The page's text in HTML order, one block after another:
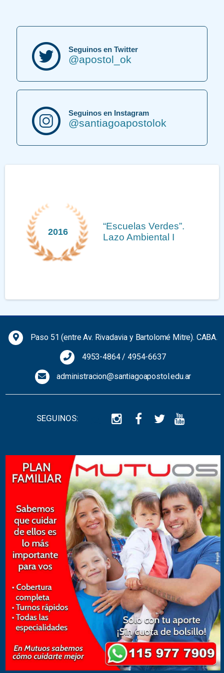
Seguinos en Twitter
@apostol_ok
Seguinos en Instagram
@santiagoapostolok
2016
“Escuelas Verdes”.
Lazo Ambiental I
Paso 51 (entre Av. Rivadavia y Bartolomé Mitre). CABA.
4953-4864/4954-6637
administracion@santiagoapostol.edu.ar
SEGUINOS: